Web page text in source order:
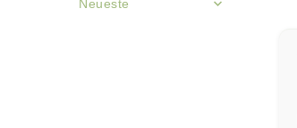
Sort by